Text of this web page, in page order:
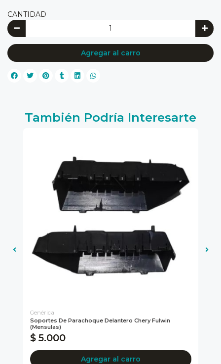
CANTIDAD
Agregar al carro
También Podría Interesarte
Genérica
Soportes De Parachoque Delantero Chery Fulwin
(mensulas)
$ 5.000
Agregar al carro